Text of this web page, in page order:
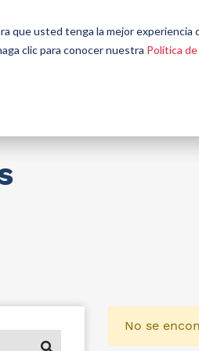
que usted tenga la mejor experiencia
clic para conocer nuestra Política
somos
aliados
No se